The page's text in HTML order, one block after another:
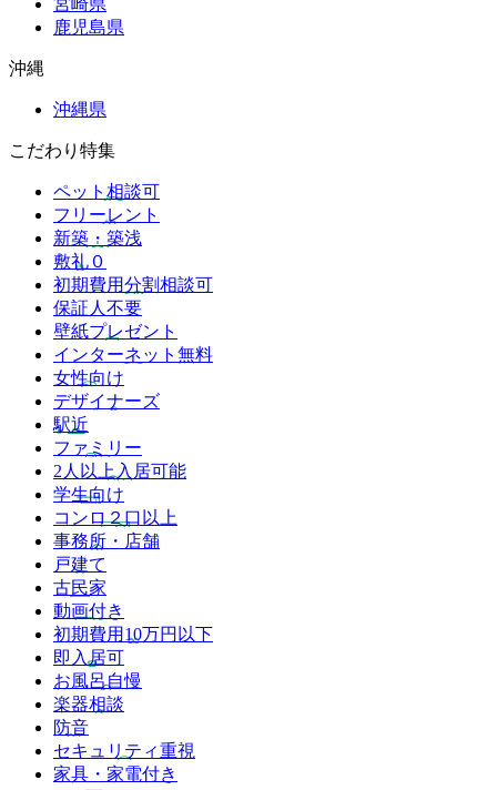
宮崎県
鹿児島県
沖縄
沖縄県
こだわり特集
ペット相談可
フリーレント
新築・築浅
敷礼０
初期費用分割相談可
保証人不要
壁紙プレゼント
インターネット無料
女性向け
デザイナーズ
駅近
ファミリー
2人以上入居可能
学生向け
コンロ２口以上
事務所・店舗
戸建て
古民家
動画付き
初期費用10万円以下
即入居可
お風呂自慢
楽器相談
防音
セキュリティ重視
家具・家電付き